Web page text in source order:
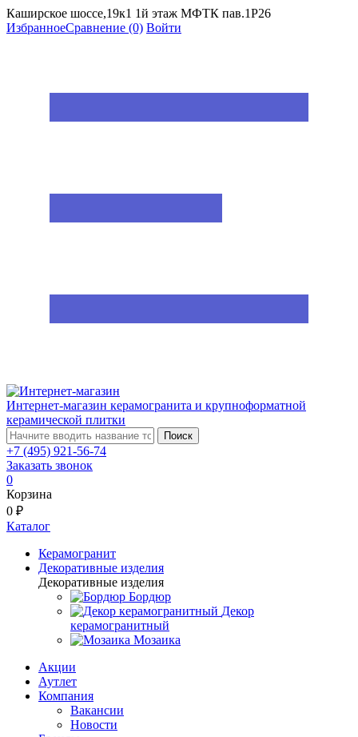
Каширское шоссе,19к1 1й этаж МФТК пав.1Р26
ИзбранноеСравнение (0) Войти
Интернет-магазин керамогранита и крупноформатной
керамической плитки
Поиск
+7 (495) 921-56-74
Заказать звонок
0
Корзина
0 ₽
Каталог
Керамогранит
Декоративные изделия
Декоративные изделия
Бордюр
Декор
керамогранитный
Мозаика
Акции
Аутлет
Компания
Вакансии
Новости